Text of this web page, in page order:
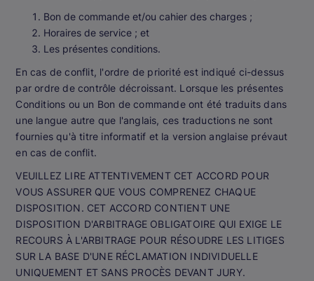
Bon de commande et/ou cahier des charges ;
Horaires de service ; et
Les présentes conditions.
En cas de conflit, l'ordre de priorité est indiqué ci-dessus
par ordre de contrôle décroissant. Lorsque les présentes
Conditions ou un Bon de commande ont été traduits dans
une langue autre que l'anglais, ces traductions ne sont
fournies qu'à titre informatif et la version anglaise prévaut
en cas de conflit.
VEUILLEZ LIRE ATTENTIVEMENT CET ACCORD POUR
VOUS ASSURER QUE VOUS COMPRENEZ CHAQUE
DISPOSITION. CET ACCORD CONTIENT UNE
DISPOSITION D'ARBITRAGE OBLIGATOIRE QUI EXIGE LE
RECOURS À L'ARBITRAGE POUR RÉSOUDRE LES LITIGES
SUR LA BASE D'UNE RÉCLAMATION INDIVIDUELLE
UNIQUEMENT ET SANS PROCÈS DEVANT JURY.